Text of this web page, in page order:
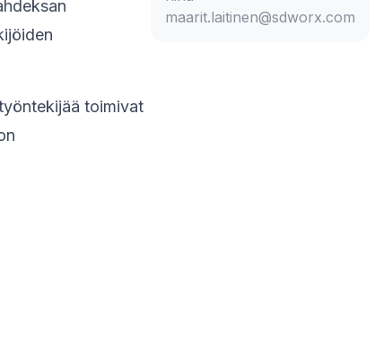
toimivat
maarit.laitinen@sdworx.com